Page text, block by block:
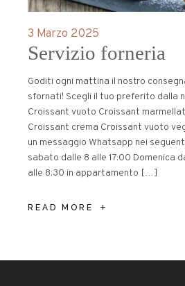
3 Marzo 2025
Servizio forneria
Goditi ogni mattina il nostro
sfornati! Scegli il tuo preferito dalla
Croissant vuoto Croissant
Croissant crema Croissant vuoto
un messaggio Whatsapp nei
sabato dalle 8 alle 17:00 Domenica
alle 8:30 in appartamento […]
READ MORE